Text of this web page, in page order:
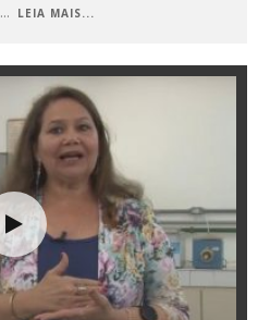
... LEIA MAIS...